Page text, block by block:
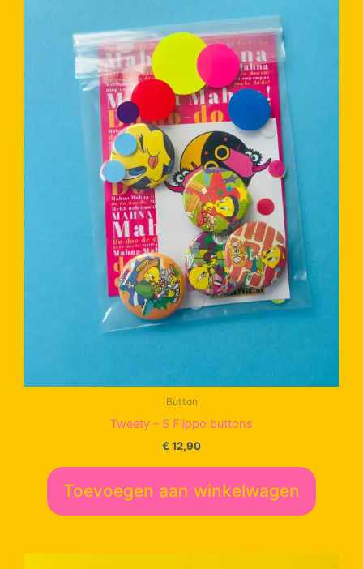
Button
Tweety – 5 Flippo buttons
€ 12,90
Toevoegen aan winkelwagen